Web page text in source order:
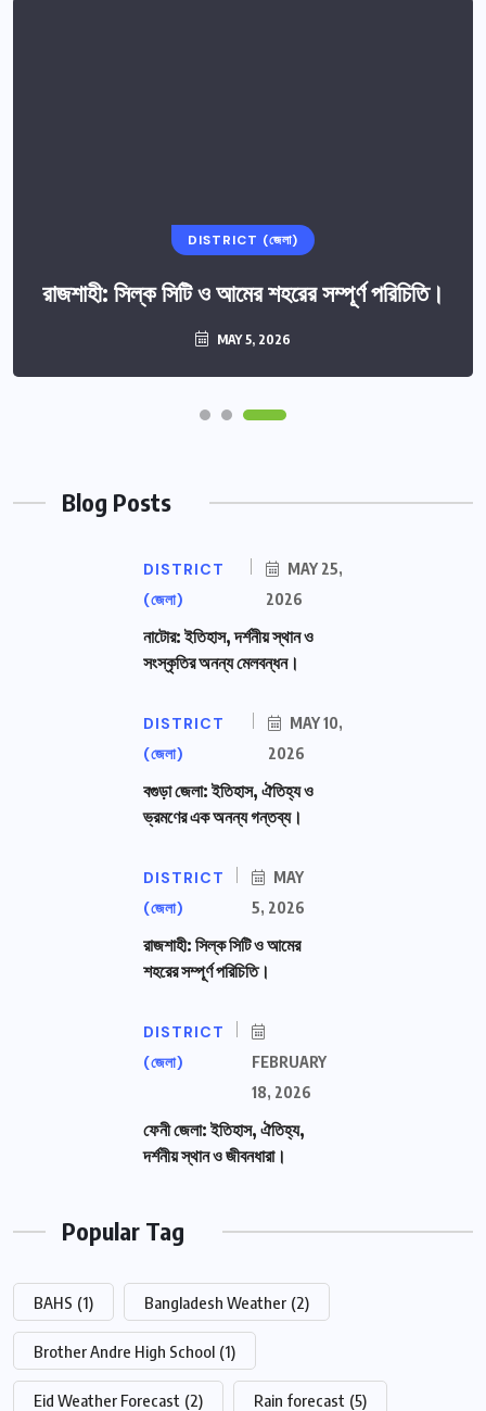
DISTRICT (জেলা)
রাজশাহী: সিল্ক সিটি ও আমের শহরের সম্পূর্ণ পরিচিতি।
MAY 5, 2026
Blog Posts
DISTRICT
(জেলা)
MAY 25,
2026
নাটোর: ইতিহাস, দর্শনীয় স্থান ও
সংস্কৃতির অনন্য মেলবন্ধন।
DISTRICT
(জেলা)
MAY 10,
2026
বগুড়া জেলা: ইতিহাস, ঐতিহ্য ও
ভ্রমণের এক অনন্য গন্তব্য।
DISTRICT
(জেলা)
MAY
5, 2026
রাজশাহী: সিল্ক সিটি ও আমের
শহরের সম্পূর্ণ পরিচিতি।
DISTRICT
(জেলা)
FEBRUARY
18, 2026
ফেনী জেলা: ইতিহাস, ঐতিহ্য,
দর্শনীয় স্থান ও জীবনধারা।
Popular Tag
BAHS (1) Bangladesh Weather (2)
Brother Andre High School (1)
Eid Weather Forecast (2) Rain forecast (5)